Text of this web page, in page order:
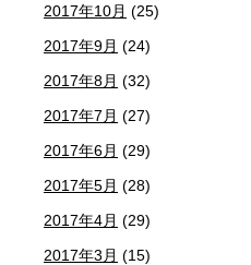
2017年10月 (25)
2017年9月 (24)
2017年8月 (32)
2017年7月 (27)
2017年6月 (29)
2017年5月 (28)
2017年4月 (29)
2017年3月 (15)